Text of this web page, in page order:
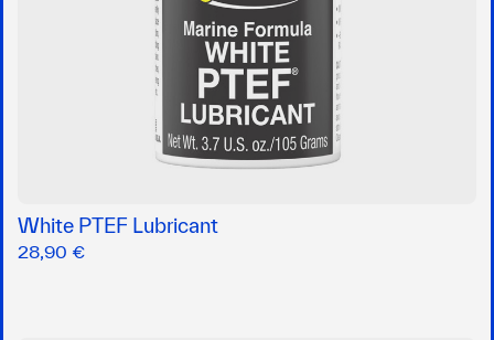
White PTEF Lubricant
28,90 €